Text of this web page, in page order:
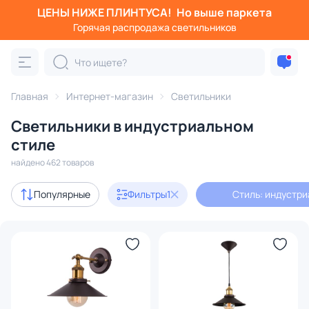
ЦЕНЫ НИЖЕ ПЛИНТУСА! Но выше паркета
Горячая распродажа светильников
Главная Интернет-магазин Светильники
Светильники в индустриальном
стиле
найдено 462 товаров
Популярные Фильтры1 Стиль:
Фильтры
Категория:
Люстры Подвесные светильники Потолочные
Акции 30
с 3D-моделями